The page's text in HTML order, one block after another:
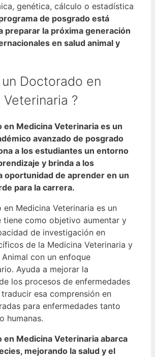
genética, cálculo o estadística
de posgrado está
preparar la próxima generación
en salud animal y
Doctorado en
?
en Medicina Veterinaria es un
avanzado de posgrado
a los estudiantes un entorno
y brinda a los
oportunidad de aprender en un
para la carrera.
Medicina Veterinaria es un
tiene como objetivo aumentar y
de investigación en
de la Medicina Veterinaria y
con un enfoque
Ayuda a mejorar la
los procesos de enfermedades
esa comprensión en
para enfermedades tanto
humanas.
en Medicina Veterinaria abarca
mejorando la salud y el